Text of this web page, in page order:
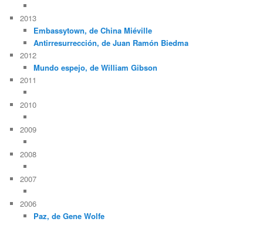
2013
Embassytown, de China Miéville
Antirresurrección, de Juan Ramón Biedma
2012
Mundo espejo, de William Gibson
2011
2010
2009
2008
2007
2006
Paz, de Gene Wolfe